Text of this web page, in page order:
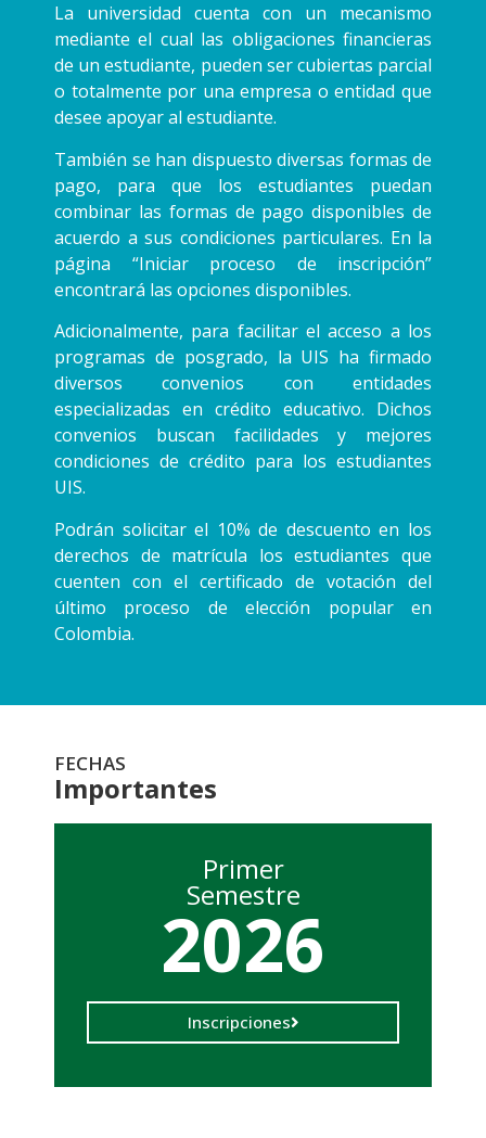
La universidad cuenta con un mecanismo
mediante el cual las obligaciones financieras
de un estudiante, pueden ser cubiertas parcial
o totalmente por una empresa o entidad que
desee apoyar al estudiante.
También se han dispuesto diversas formas de
pago, para que los estudiantes puedan
combinar las formas de pago disponibles de
acuerdo a sus condiciones particulares. En la
página “Iniciar proceso de inscripción”
encontrará las opciones disponibles.
Adicionalmente, para facilitar el acceso a los
programas de posgrado, la UIS ha firmado
diversos convenios con entidades
especializadas en crédito educativo. Dichos
convenios buscan facilidades y mejores
condiciones de crédito para los estudiantes
UIS.
Podrán solicitar el 10% de descuento en los
derechos de matrícula los estudiantes que
cuenten con el certificado de votación del
último proceso de elección popular en
Colombia.
FECHAS
Importantes
Primer
Semestre
2026
Inscripciones